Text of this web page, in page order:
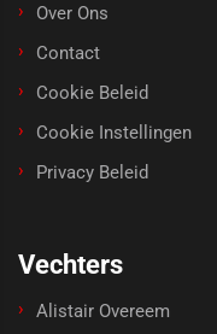
Over Ons
Contact
Cookie Beleid
Cookie Instellingen
Privacy Beleid
Vechters
Alistair Overeem